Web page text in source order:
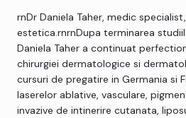
rnDr Daniela Taher, medic
estetica.rnrnDupa terminarea
Daniela Taher a continuat
chirurgiei dermatologice si
cursuri de pregatire in Germania si
laserelor ablative, vasculare,
invazive de intinerire cutanata,